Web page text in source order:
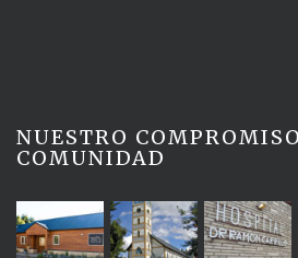
NUESTRO
COMUNIDAD